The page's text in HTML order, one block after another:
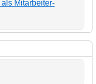
Mitarbeiter-